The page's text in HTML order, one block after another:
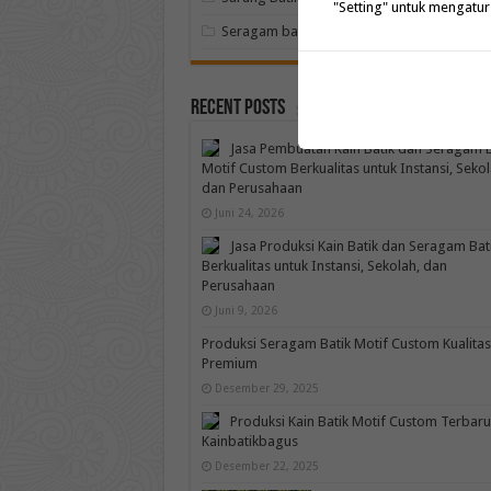
Seragam batik
Recent Posts
Jasa Pembuatan Kain Batik dan Seragam
Motif Custom Berkualitas untuk Instansi,
dan Perusahaan
Juni 24, 2026
Jasa Produksi Kain Batik dan Seragam
Berkualitas untuk Instansi, Sekolah, dan
Perusahaan
Juni 9, 2026
Produksi Seragam Batik Motif Custom Kualitas
Premium
Desember 29, 2025
Produksi Kain Batik Motif Custom
Kainbatikbagus
Desember 22, 2025
"Setting" untuk